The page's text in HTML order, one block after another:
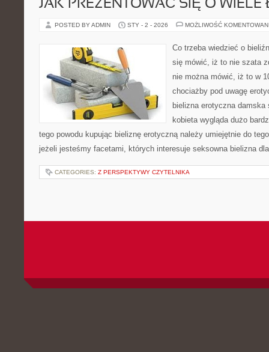
JAK PREZENTOWAĆ SIĘ O WIELE
POSTED BY ADMIN STY - 2 - 2026 MOŻLIWOŚĆ
Co trzeba wiedzieć o
się mówić, iż to nie szata
nie można mówić, iż to w
chociażby pod uwagę
bielizna erotyczna
kobieta wygląda dużo
tego powodu kupując bieliznę erotyczną należy umiejętnie do
jeżeli jesteśmy facetami, których interesuje seksowna bielizna
CATEGORIES: Z PERSPEKTYWY CZYTELNIKA